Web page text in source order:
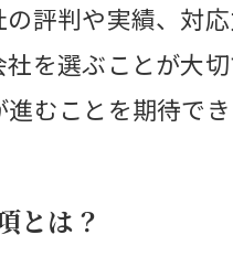
評判や実績、対
を選ぶことが大
むことを期待でき
とは？